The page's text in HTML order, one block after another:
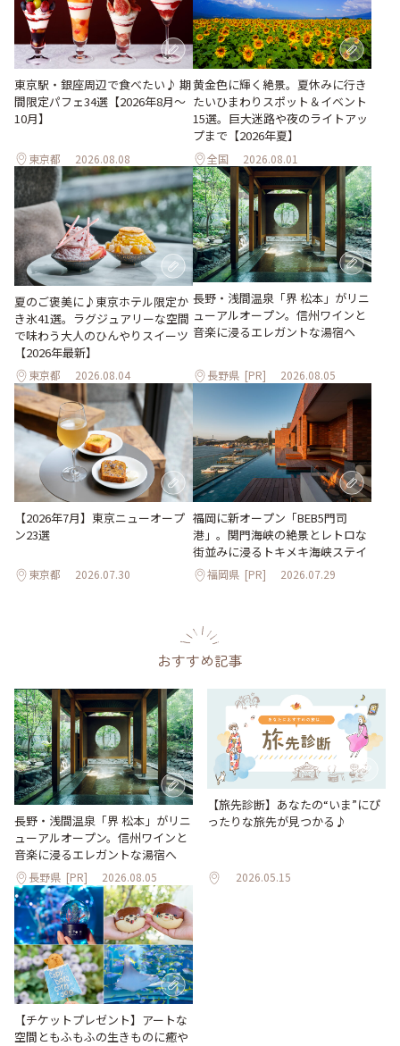
東京駅・銀座周辺で食べたい♪ 期
間限定パフェ34選【2026年8月～
10月】
東京都 2026.08.08
黄金色に輝く絶景。夏休みに行き
たいひまわりスポット＆イベント
15選。巨大迷路や夜のライトアッ
プまで【2026年夏】
全国 2026.08.01
夏のご褒美に♪東京ホテル限定か
き氷41選。ラグジュアリーな空間
で味わう大人のひんやりスイーツ
【2026年最新】
東京都 2026.08.04
長野・浅間温泉「界 松本」がリニ
ューアルオープン。信州ワインと
音楽に浸るエレガントな湯宿へ
長野県 [PR] 2026.08.05
【2026年7月】東京ニューオープ
ン23選
東京都 2026.07.30
福岡に新オープン「BEB5門司
港」。関門海峡の絶景とレトロな
街並みに浸るトキメキ海峡ステイ
福岡県 [PR] 2026.07.29
おすすめ記事
長野・浅間温泉「界 松本」がリニ
ューアルオープン。信州ワインと
音楽に浸るエレガントな湯宿へ
長野県 [PR] 2026.08.05
【旅先診断】あなたの“いま”にぴ
ったりな旅先が見つかる♪
2026.05.15
【チケットプレゼント】アートな
空間ともふもふの生きものに癒や